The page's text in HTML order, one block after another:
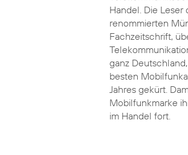
Handel. Die Leser
renommierten
Fachzeitschrift,
ganz
besten
Jahres gekürt.
Mobilfunkmarke
im Handel fort.